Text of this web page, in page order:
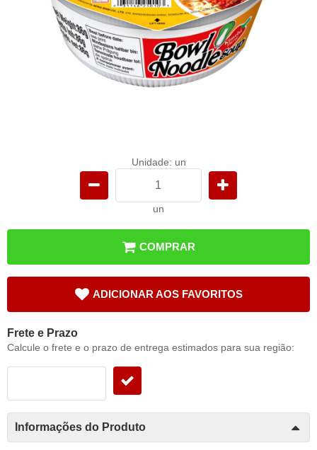
Unidade: un
un
COMPRAR
ADICIONAR AOS FAVORITOS
Frete e Prazo
Calcule o frete e o prazo de entrega estimados para sua região:
Informações do Produto